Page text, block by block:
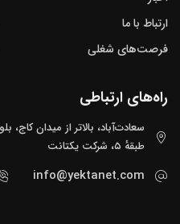
ارتباط با ما
فرصت‌های شغلی
راه‌های ارتباطی
طبقهٔ ۵، شرکت یکتانت
info@yektanet.com